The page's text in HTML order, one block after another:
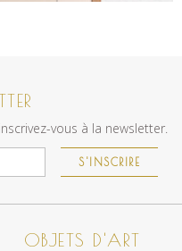
vous à la newsletter.
S'INSCRIRE
OBJETS D'ART